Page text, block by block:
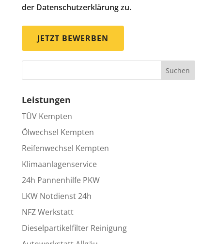
der Datenschutzerklärung zu.
JETZT BEWERBEN
Suchen
Leistungen
TÜV Kempten
Ölwechsel Kempten
Reifenwechsel Kempten
Klimaanlagenservice
24h Pannenhilfe PKW
LKW Notdienst 24h
NFZ Werkstatt
Dieselpartikelfilter Reinigung